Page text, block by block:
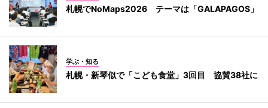
札幌でNoMaps2026 テーマは「GALAPAGOS」
学ぶ・知る
札幌・新琴似で「こども食堂」3回目 協賛38社に